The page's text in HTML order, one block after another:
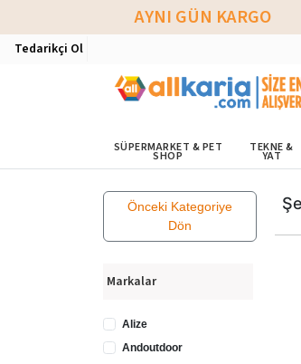
AYNI GÜN KARGO
Tedarikçi Ol
SÜPERMARKET & PET
SHOP
TEKNE &
YAT
Önceki Kategoriye
Dön
Markalar
Alize
Andoutdoor